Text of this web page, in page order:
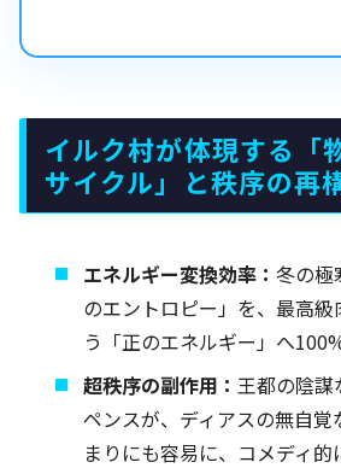
イルク村が体現する「
サイクル」と秩序の再
エネルギー変換効率：冬の極
のエントロピー」を、最高
う「正のエネルギー」へ
超秩序の副作用： 王都の陰謀
ペンスが、ディアスの無自覚
まりにも容易に、コメディ的